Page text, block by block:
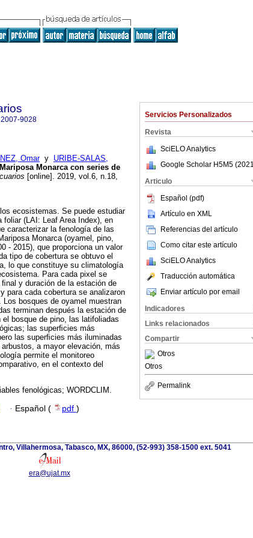
Servicios Personalizados
Revista
SciELO Analytics
Google Scholar H5M5 (2021
Articulo
Español (pdf)
Artículo en XML
Referencias del artículo
Como citar este artículo
SciELO Analytics
Traducción automática
Enviar artículo por email
Indicadores
Links relacionados
Compartir
Otros
Otros
Permalink
2007-9028
Omary URIBE-SALAS,
Monarca con series de
[online]. 2019, vol.6, n.18,
ecosistemas. Se puede estudiar
(LAI: Leaf Area Index), en
caracterizar la fenología de las
Monarca (oyamel, pino,
- 2015), que proporciona un valor
tipo de cobertura se obtuvo el
lo que constituye su climatología
Para cada pixel se
y duración de la estación de
para cada cobertura se analizaron
bosques de oyamel muestran
terminan después la estación de
bosque de pino, las latifoliadas
las superﬁcies más
las superﬁcies más iluminadas
a mayor elevación, más
permite el monitoreo
en el contexto del
fenológicas; WORDCLIM.
· Español ( pdf )
Villahermosa, Tabasco, MX, 86000, (52-993) 358-1500 ext. 5041
era@ujat.mx